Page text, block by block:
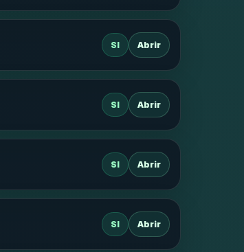
SI Abrir
SI Abrir
SI Abrir
SI Abrir